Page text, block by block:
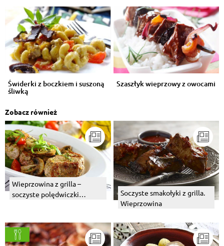
Świderki z boczkiem i suszoną
śliwką
Szaszłyk wieprzowy z owocami
Zobacz również
Wieprzowina z grilla –
soczyste polędwiczki
Soczyste smakołyki z grilla.
Wieprzowina